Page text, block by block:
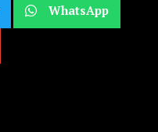
WhatsApp